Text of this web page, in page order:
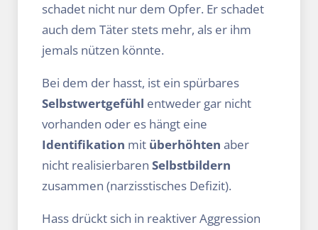
schadet nicht nur dem Opfer. Er schadet
auch dem Täter stets mehr, als er ihm
jemals nützen könnte.
Bei dem der hasst, ist ein spürbares
Selbstwertgefühl entweder gar nicht
vorhanden oder es hängt eine
Identifikation mit überhöhten aber
nicht realisierbaren Selbstbildern
zusammen (narzisstisches Defizit).
Hass drückt sich in reaktiver Aggression